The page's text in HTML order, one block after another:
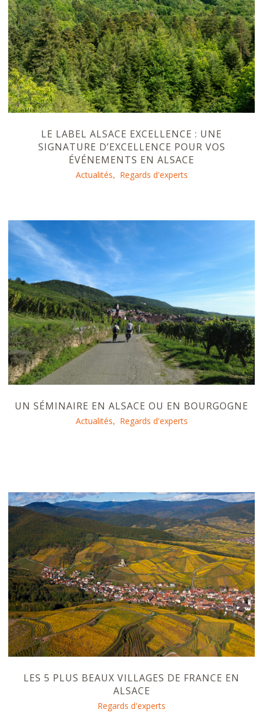
LE LABEL ALSACE EXCELLENCE : UNE
SIGNATURE D’EXCELLENCE POUR VOS
ÉVÉNEMENTS EN ALSACE
Actualités, Regards d'experts
UN SÉMINAIRE EN ALSACE OU EN BOURGOGNE
Actualités, Regards d'experts
LES 5 PLUS BEAUX VILLAGES DE FRANCE EN
ALSACE
Regards d'experts